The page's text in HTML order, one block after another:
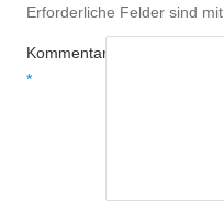
Erforderliche Felder sind mit
Kommentar
*